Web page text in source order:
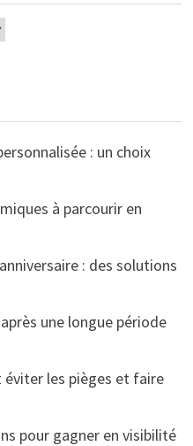
: un choix
à parcourir en
: des solutions
une longue période
les pièges et faire
pour gagner en visibilité